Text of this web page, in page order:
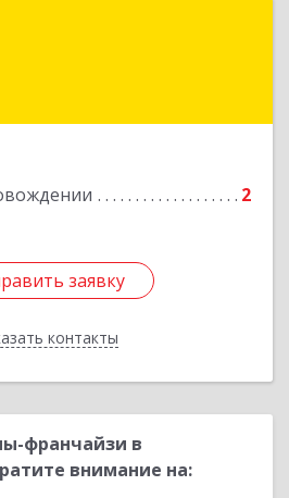
2
заявку
контакты
заявку
Назад
франчайзи в
внимание на: